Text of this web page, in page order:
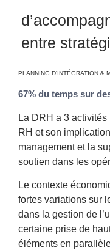
entre
PLANNING D'INTÉGRATION &
67% du temps sur
La DRH a 3
RH et son
management et la
soutien dans les
Le contexte
fortes variations sur
dans la gestion de
certaine prise de
éléments en